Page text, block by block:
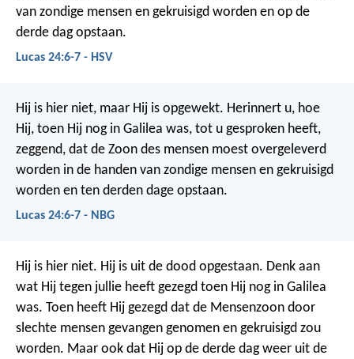
van zondige mensen en gekruisigd worden en op de
derde dag opstaan.
Lucas 24:6-7 - HSV
Hij is hier niet, maar Hij is opgewekt. Herinnert u, hoe
Hij, toen Hij nog in Galilea was, tot u gesproken heeft,
zeggend, dat de Zoon des mensen moest overgeleverd
worden in de handen van zondige mensen en gekruisigd
worden en ten derden dage opstaan.
Lucas 24:6-7 - NBG
Hij is hier niet. Hij is uit de dood opgestaan. Denk aan
wat Hij tegen jullie heeft gezegd toen Hij nog in Galilea
was. Toen heeft Hij gezegd dat de Mensenzoon door
slechte mensen gevangen genomen en gekruisigd zou
worden. Maar ook dat Hij op de derde dag weer uit de